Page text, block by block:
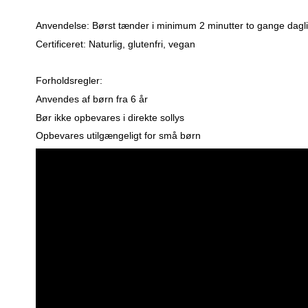
Anvendelse: Børst tænder i minimum 2 minutter to gange
Certificeret: Naturlig, glutenfri, vegan
Forholdsregler:
Anvendes af børn fra 6 år
Bør ikke opbevares i direkte sollys
Opbevares utilgængeligt for små børn